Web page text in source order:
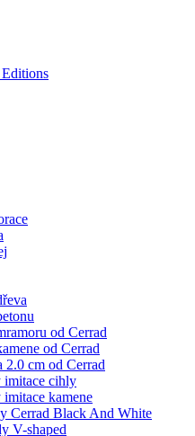
od Cerrad
od Cerrad
2.0 cm od Cerrad
imitace cihly
kamene
Cerrad Black And White
V-shaped